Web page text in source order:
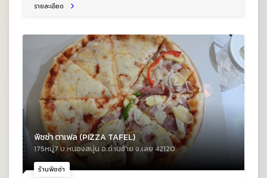
รายละเอียด
ร้านพิซซ่า
พิซซ่า ตาเฟล (PIZZA TAFEL)
175หมู่7 บ.หนองสนุ่น อ.ด่านซ้าย จ.เลย 42120